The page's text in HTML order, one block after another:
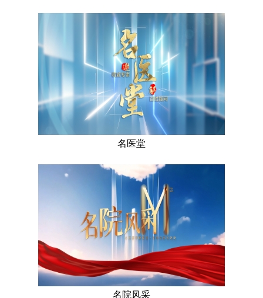
名医堂
名院风采